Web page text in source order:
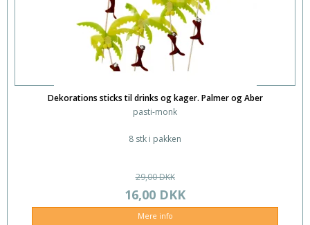
Dekorations sticks til drinks og kager. Palmer og Aber
pasti-monk
8 stk i pakken
29,00 DKK
16,00 DKK
Mere info